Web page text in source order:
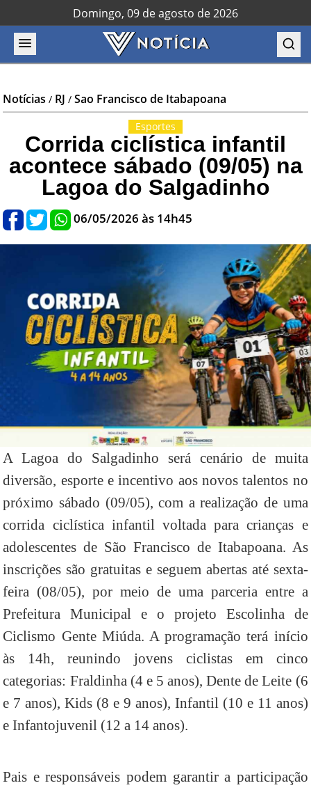
Domingo, 09 de agosto de 2026
Notícias / RJ /Sao Francisco de Itabapoana
Esportes
Corrida ciclística infantil
acontece sábado (09/05) na
Lagoa do Salgadinho
06/05/2026 às 14h45
A Lagoa do Salgadinho será cenário de muita
diversão, esporte e incentivo aos novos talentos no
próximo sábado (09/05), com a realização de uma
corrida ciclística infantil voltada para crianças e
adolescentes de São Francisco de Itabapoana. As
inscrições são gratuitas e seguem abertas até sexta-
feira (08/05), por meio de uma parceria entre a
Prefeitura Municipal e o projeto Escolinha de
Ciclismo Gente Miúda. A programação terá início
às 14h, reunindo jovens ciclistas em cinco
categorias: Fraldinha (4 e 5 anos), Dente de Leite (6
e 7 anos), Kids (8 e 9 anos), Infantil (10 e 11 anos)
e Infantojuvenil (12 a 14 anos).
Pais e responsáveis podem garantir a participação